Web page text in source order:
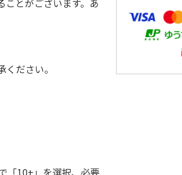
ことがございます。あ
ださい。
「10+」を選択、必要